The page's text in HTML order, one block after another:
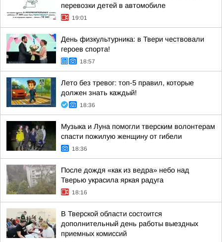
перевозки детей в автомобиле
19:01
День физкультурника: в Твери чествовали
героев спорта!
18:57
Лето без тревог: топ-5 правил, которые
должен знать каждый!
18:36
Музыка и Луна помогли тверским волонтерам
спасти пожилую женщину от гибели
18:36
После дождя «как из ведра» небо над
Тверью украсила яркая радуга
18:16
В Тверской области состоится
дополнительный день работы выездных
приемных комиссий